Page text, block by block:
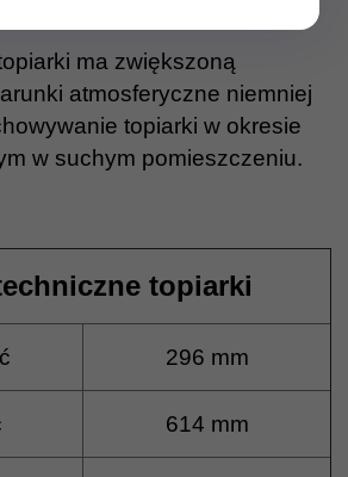
ma zwiększoną
atmosferyczne niemniej
topiarki w okresie
w suchym pomieszczeniu.
topiarki
296 mm
614 mm